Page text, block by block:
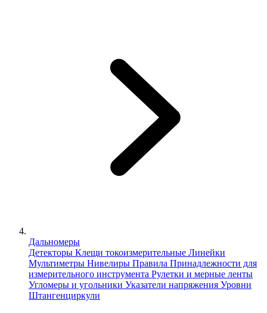
Дальномеры
Детекторы Клещи токоизмерительные Линейки
Мультиметры Нивелиры Правила Принадлежности для
измерительного инструмента Рулетки и мерные ленты
Угломеры и угольники Указатели напряжения Уровни
Штангенциркули